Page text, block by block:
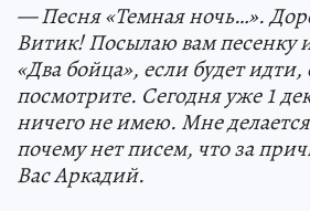
— Песня «Темная ночь…».
Витик! Посылаю вам песенку
«Два бойца», если будет идти,
посмотрите. Сегодня уже 1
ничего не имею. Мне
почему нет писем, что за
Вас Аркадий.